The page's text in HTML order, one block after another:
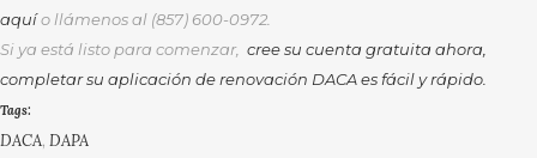
aquío llámenos al (857) 600-0972.
Si ya está listo para comenzar, cree su cuenta gratuita ahora,
completar su aplicación de renovación DACA es fácil y rápido.
Tags:
DACA, DAPA